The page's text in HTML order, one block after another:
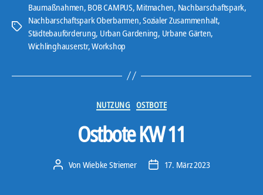
Schlagwörter
Baumaßnahmen, BOB CAMPUS, Mitmachen, Nachbarschaftspark,
Nachbarschaftspark Oberbarmen,Sozialer Zusammenhalt,
Städtebauförderung, Urban Gardening, Urbane Gärten,
Wichlinghauserstr,Workshop
Kategorien
NUTZUNG OSTBOTE
Ostbote KW 11
Beitragsautor
Von Wiebke Striemer Veröffentlichungsdatum
17. März 2023